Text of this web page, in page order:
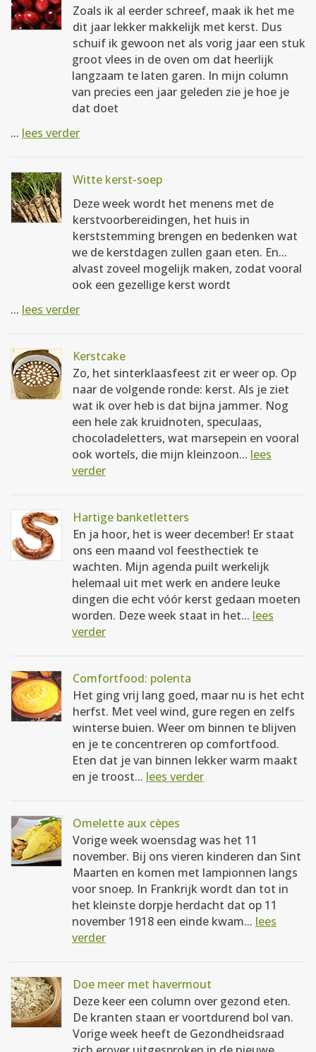
Zoals ik al eerder schreef, maak ik het me
dit jaar lekker makkelijk met kerst. Dus
schuif ik gewoon net als vorig jaar een stuk
groot vlees in de oven om dat heerlijk
langzaam te laten garen. In mijn column
van precies een jaar geleden zie je hoe je
dat doet
... lees verder
Witte kerst-soep
Deze week wordt het menens met de
kerstvoorbereidingen, het huis in
kerststemming brengen en bedenken wat
we de kerstdagen zullen gaan eten. En...
alvast zoveel mogelijk maken, zodat vooral
ook een gezellige kerst wordt
... lees verder
Kerstcake
Zo, het sinterklaasfeest zit er weer op. Op
naar de volgende ronde: kerst. Als je ziet
wat ik over heb is dat bijna jammer. Nog
een hele zak kruidnoten, speculaas,
chocoladeletters, wat marsepein en vooral
ook wortels, die mijn kleinzoon... lees
verder
Hartige banketletters
En ja hoor, het is weer december! Er staat
ons een maand vol feesthectiek te
wachten. Mijn agenda puilt werkelijk
helemaal uit met werk en andere leuke
dingen die echt vóór kerst gedaan moeten
worden. Deze week staat in het... lees
verder
Comfortfood: polenta
Het ging vrij lang goed, maar nu is het echt
herfst. Met veel wind, gure regen en zelfs
winterse buien. Weer om binnen te blijven
en je te concentreren op comfortfood.
Eten dat je van binnen lekker warm maakt
en je troost... lees verder
Omelette aux cèpes
Vorige week woensdag was het 11
november. Bij ons vieren kinderen dan Sint
Maarten en komen met lampionnen langs
voor snoep. In Frankrijk wordt dan tot in
het kleinste dorpje herdacht dat op 11
november 1918 een einde kwam... lees
verder
Doe meer met havermout
Deze keer een column over gezond eten.
De kranten staan er voortdurend bol van.
Vorige week heeft de Gezondheidsraad